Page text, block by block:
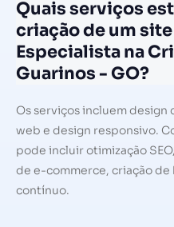
Quais serviços
criação de um
Especialista na
Guarinos - GO?
Os serviços incluem
web e design responsivo.
pode incluir otimização
de e-commerce, criação
contínuo.